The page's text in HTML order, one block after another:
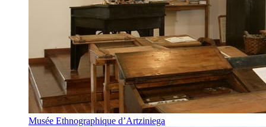
Musée Ethnographique d’Artziniega